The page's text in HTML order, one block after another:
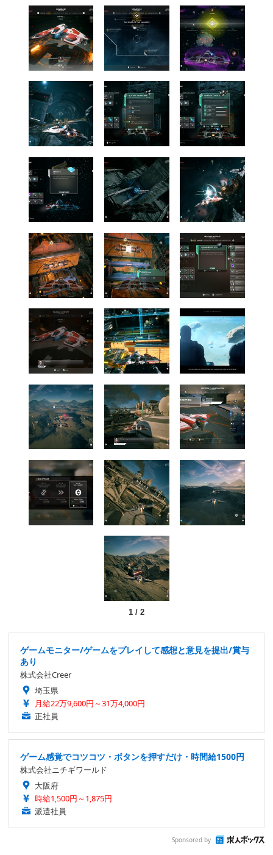
1/ 2
ゲームモニター/ゲームをプレイして感想と意見を提出/賞与
あり
株式会社Creer
埼玉県
月給22万9,600円～31万4,000円
正社員
ゲーム感覚でコツコツ・ボタンを押すだけ・時間給1500円
株式会社ニチギワールド
大阪府
時給1,500円～1,875円
派遣社員
Sponsored by